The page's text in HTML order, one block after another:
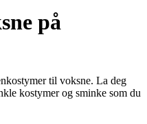
på
til voksne. La deg
kostymer og sminke som du